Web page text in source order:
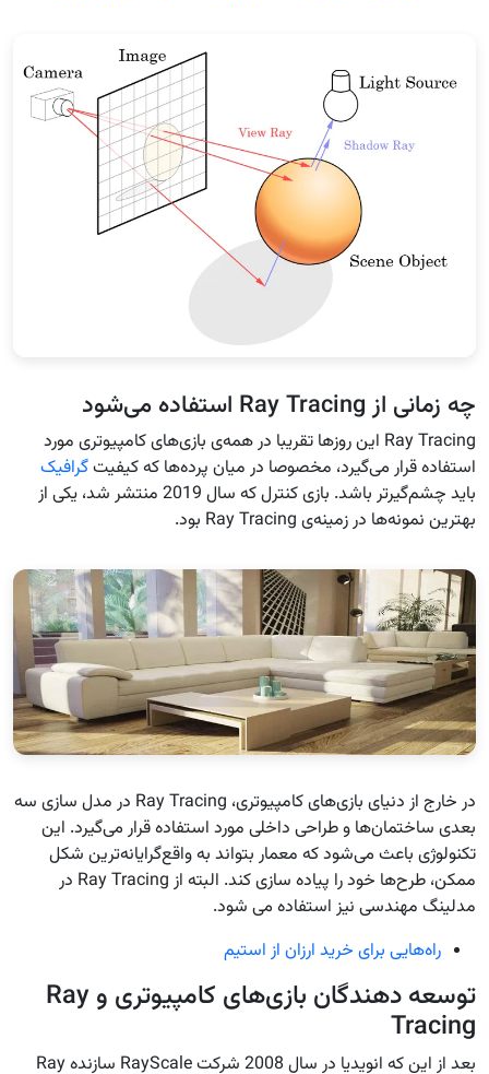
چه زمانی از Ray Tracing استفاده می‌شود
Ray Tracing این روزها تقریبا در همه‌ی بازی‌های کامپیوتری مورد
استفاده قرار می‌گیرد، مخصوصا در میان پرده‌ها که کیفیتگرافیک
باید چشم‌گیر‌تر باشد. بازی کنترل که سال 2019 منتشر شد، یکی از
بهترین نمونه‌ها در زمینه‌ی Ray Tracing بود.
در خارج از دنیای بازی‌های کامپیوتری، Ray Tracing در مدل سازی سه
بعدی ساختمان‌ها و طراحی داخلی مورد استفاده قرار می‌گیرد. این
تکنولوژی باعث می‌شود که معمار بتواند به واقع‌گرایانه‌ترین شکل
ممکن، طرح‌ها خود را پیاده سازی کند. البته از Ray Tracing در
مدلینگ مهندسی نیز استفاده می شود.
راه‌هایی برای خرید ارزان از استیم
توسعه دهندگان بازی‌های کامپیوتری و Ray
Tracing
بعد از این که انویدیا در سال 2008 شرکت RayScale سازنده Ray